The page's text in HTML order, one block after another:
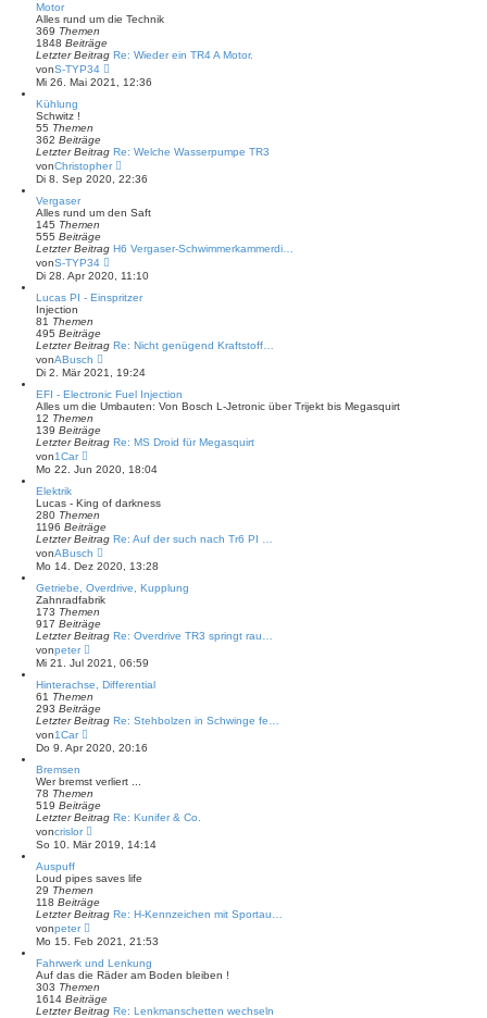
e
i
a
Motor
Alles rund um die Technik
369 Themen
1848 Beiträge
Letzter Beitrag Re: Wieder ein TR4 A Motor.
vonS-TYP34
e
u
r
e
i
r
Mi 26. Mai 2021, 12:36
Kühlung
Schwitz !
55 Themen
362 Beiträge
Letzter Beitrag Re: Welche Wasserpumpe TR3
vonChristopher
e
u
s
r
e
i
t
Di 8. Sep 2020, 22:36
Vergaser
Alles rund um den Saft
145 Themen
555 Beiträge
Letzter Beitrag H6 Vergaser-Schwimmerkammerdi…
vonS-TYP34
e
u
e
s
r
t
r
Di 28. Apr 2020, 11:10
Lucas PI - Einspritzer
Injection
81 Themen
495 Beiträge
Letzter Beitrag Re: Nicht genügend Kraftstoff…
vonABusch
e
u
e
s
r
B
e
i
r
g
Di 2. Mär 2021, 19:24
EFI - Electronic Fuel Injection
Alles um die Umbauten: Von Bosch L-Jetronic über Trijekt bis Megasquirt
12 Themen
139 Beiträge
Letzter Beitrag Re: MS Droid für Megasquirt
von1Car
u
s
t
e
r
B
e
i
t
r
a
g
Mo 22. Jun 2020, 18:04
Elektrik
Lucas - King of darkness
280 Themen
1196 Beiträge
Letzter Beitrag Re: Auf der such nach Tr6 PI …
vonABusch
e
u
e
s
r
B
e
i
t
g
Mo 14. Dez 2020, 13:28
Getriebe, Overdrive, Kupplung
Zahnradfabrik
173 Themen
917 Beiträge
Letzter Beitrag Re: Overdrive TR3 springt rau…
vonpeter
e
u
e
s
t
e
B
e
t
r
a
g
Mi 21. Jul 2021, 06:59
Hinterachse, Differential
61 Themen
293 Beiträge
Letzter Beitrag Re: Stehbolzen in Schwinge fe…
von1Car
e
u
s
t
e
r
B
e
i
r
a
g
Do 9. Apr 2020, 20:16
Bremsen
Wer bremst verliert ...
78 Themen
519 Beiträge
Letzter Beitrag Re: Kunifer & Co.
voncrislor
e
u
s
t
e
r
i
t
r
a
g
So 10. Mär 2019, 14:14
Auspuff
Loud pipes saves life
29 Themen
118 Beiträge
Letzter Beitrag Re: H-Kennzeichen mit Sportau…
vonpeter
u
e
s
t
e
r
Mo 15. Feb 2021, 21:53
Fahrwerk und Lenkung
Auf das die Räder am Boden bleiben !
303 Themen
1614 Beiträge
Letzter Beitrag Re: Lenkmanschetten wechseln